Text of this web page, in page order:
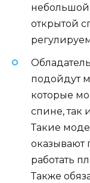
открытой
подойдут
которые
спине, так
Такие
работать
Также